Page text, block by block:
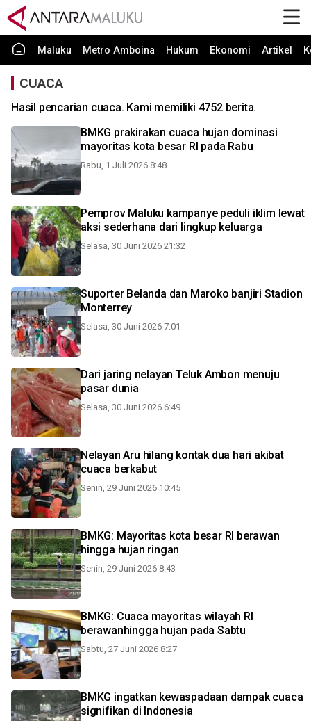
Maluku Metro Amboina Hukum Ekonomi Artikel
CUACA
Hasil pencarian cuaca. Kami memiliki 4752 berita.
BMKG prakirakan cuaca hujan dominasi
mayoritas kota besar RI pada Rabu
Rabu, 1 Juli 2026 8:48
Pemprov Maluku kampanye peduli iklim lewat
aksi sederhana dari lingkup keluarga
Selasa, 30 Juni 2026 21:32
Suporter Belanda dan Maroko banjiri Stadion
Monterrey
Selasa, 30 Juni 2026 7:01
Dari jaring nelayan Teluk Ambon menuju
pasar dunia
Selasa, 30 Juni 2026 6:49
Nelayan Aru hilang kontak dua hari akibat
cuaca berkabut
Senin, 29 Juni 2026 10:45
BMKG: Mayoritas kota besar RI berawan
hingga hujan ringan
Senin, 29 Juni 2026 8:43
BMKG: Cuaca mayoritas wilayah RI
berawanhingga hujan pada Sabtu
Sabtu, 27 Juni 2026 8:27
BMKG ingatkan kewaspadaan dampak cuaca
signifikan di Indonesia